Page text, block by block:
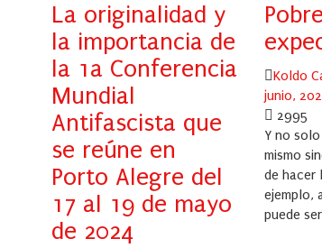
La originalidad y
la importancia de
la 1a Conferencia
Mundial
Antifascista que
se reúne en
Porto Alegre del
17 al 19 de mayo
de 2024
Author
Koldo
junio,
2995
Y no
mismo
de hacer
ejemplo,
puede